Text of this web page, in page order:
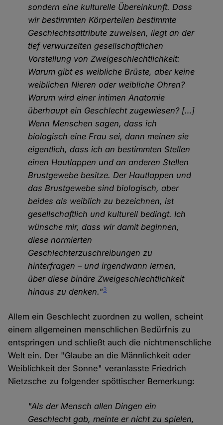
sondern eine kulturelle Übereinkunft. Dass
wir bestimmten Körperteilen bestimmte
Geschlechtsattribute zuweisen, liegt an der
tief verwurzelten gesellschaftlichen
Vorstellung von Zweigeschlechtlichkeit:
Warum gibt es weibliche Brüste, aber keine
weiblichen Nieren oder weibliche Ohren?
Warum wird einer intimen Anatomie
überhaupt ein Geschlecht zugewiesen? […]
Wenn Menschen sagen, dass ich
biologisch eine Frau sei, dann meinen sie
eigentlich, dass ich an bestimmten Stellen
einen Hautlappen und an anderen Stellen
Brustgewebe besitze. Der Hautlappen und
das Brustgewebe sind biologisch, aber
beides als weiblich zu bezeichnen, ist
gesellschaftlich und kulturell bedingt. Ich
wünsche mir, dass wir damit beginnen,
diese normierten
Geschlechterzuschreibungen zu
hinterfragen – und irgendwann lernen,
über diese binäre Zweigeschlechtlichkeit
hinaus zu denken."3
Allem ein Geschlecht zuordnen zu wollen, scheint
einem allgemeinen menschlichen Bedürfnis zu
entspringen und schließt auch die nichtmenschliche
Welt ein. Der "Glaube an die Männlichkeit oder
Weiblichkeit der Sonne" veranlasste Friedrich
Nietzsche zu folgender spöttischer Bemerkung:
"Als der Mensch allen Dingen ein
Geschlecht gab, meinte er nicht zu spielen,